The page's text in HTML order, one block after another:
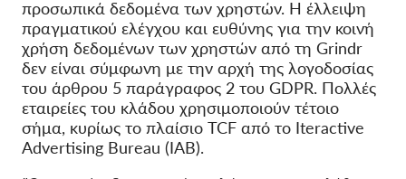
προσωπικά δεδομένα των χρηστών. Η έλλειψη
πραγματικού ελέγχου και ευθύνης για την κοινή
χρήση δεδομένων των χρηστών από τη Grindr
δεν είναι σύμφωνη με την αρχή της λογοδοσίας
του άρθρου 5 παράγραφος 2 του GDPR. Πολλές
εταιρείες του κλάδου χρησιμοποιούν τέτοιο
σήμα, κυρίως το πλαίσιο TCF από το Iteractive
Advertising Bureau (IAB).